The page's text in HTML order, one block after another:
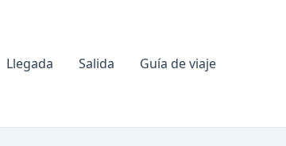
Llegada Salida Guía de viaje